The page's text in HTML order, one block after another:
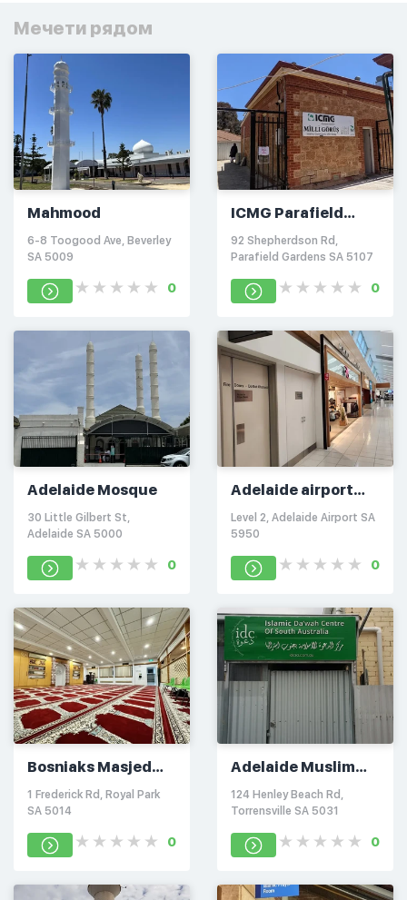
Мечети рядом
Mahmood
6-8 Toogood Ave, Beverley
SA 5009
0
ICMG Parafield
Gardens
92 Shepherdson Rd,
Parafield Gardens SA 5107
0
Adelaide Mosque
30 Little Gilbert St,
Adelaide SA 5000
0
Adelaide airport
prayer room
Level 2, Adelaide Airport SA
5950
0
Bosniaks Masjed
Adelaide/Royal
Park Mosque
1 Frederick Rd, Royal Park
SA 5014
0
Adelaide Muslim
Community
124 Henley Beach Rd,
Torrensville SA 5031
0